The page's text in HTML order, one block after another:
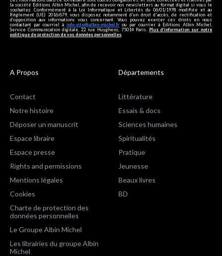
la société Editions Albin Michel, afin de recevoir nos newsletters au format digital si vous le
souhaitez. Conformément à la Loi Informatique et Libertés du 06/01/1978 modifiée et au
Règlement (UE) 2016/679, vous disposez notamment d'un droit d'accès, de rectification et
d’opposition aux informations vous concernant. Vous pouvez exercer ces droits en nous
contactant par courriel à info-site@albin-michel.fr ou par courrier à Editions Albin Michel,
Service Communication digitale, 22 rue Huyghens, 75014 Paris. Plus d’information sur notre
politique de protection de vos données personnelles
A Propos
Contact
Notre histoire
Déposer un manuscrit
Espace libraire
Espace presse
Rights and permissions
Mentions légales
Cookies
Charte de protection des
données personnelles
Le Groupe Albin Michel
Les librairies du groupe Albin
Michel
Départements
Littérature
Essais & docs
Sciences humaines
Spiritualités
Pratique
Jeunesse
Beaux livres
BD